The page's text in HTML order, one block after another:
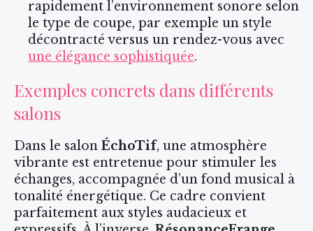
rapidement l’environnement sonore selon
le type de coupe, par exemple un style
décontracté versus un rendez-vous avec
une élégance sophistiquée.
Exemples concrets dans différents
salons
Dans le salon ÉchoTif, une atmosphère
vibrante est entretenue pour stimuler les
échanges, accompagnée d’un fond musical à
tonalité énergétique. Ce cadre convient
parfaitement aux styles audacieux et